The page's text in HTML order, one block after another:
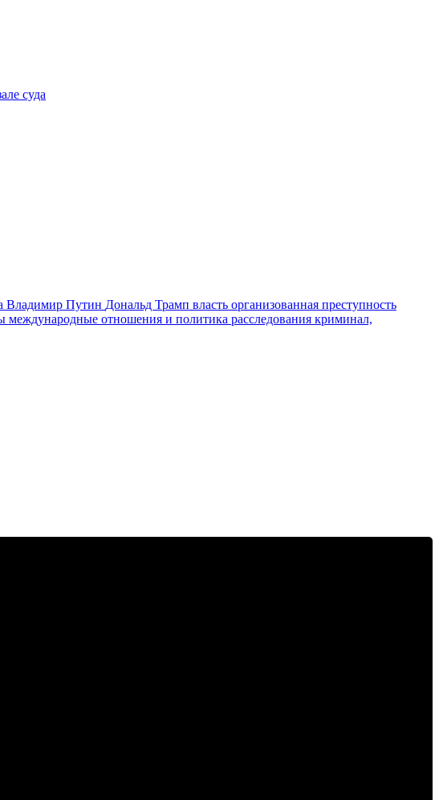
суда
Владимир Путин Дональд Трамп власть организованная преступность
международные отношения и политика расследования криминал,